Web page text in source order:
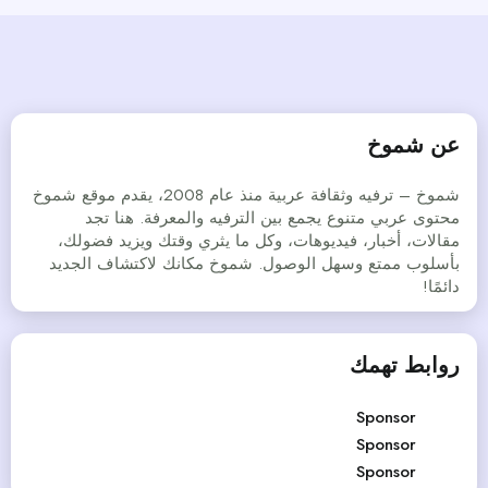
عن شموخ
شموخ – ترفيه وثقافة عربية منذ عام 2008، يقدم موقع شموخ
محتوى عربي متنوع يجمع بين الترفيه والمعرفة. هنا تجد
مقالات، أخبار، فيديوهات، وكل ما يثري وقتك ويزيد فضولك،
بأسلوب ممتع وسهل الوصول. شموخ مكانك لاكتشاف الجديد
دائمًا!
روابط تهمك
Sponsor
Sponsor
Sponsor